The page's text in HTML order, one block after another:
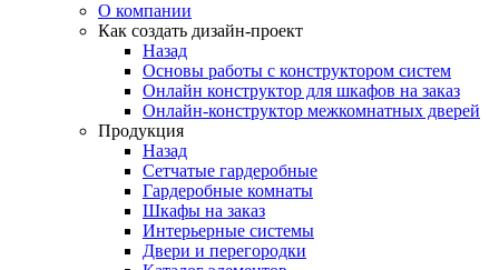
О компании
Как создать дизайн-проект
Назад
Основы работы с конструктором систем
Онлайн конструктор для шкафов на заказ
Онлайн-конструктор межкомнатных дверей
Продукция
Назад
Сетчатые гардеробные
Гардеробные комнаты
Шкафы на заказ
Интерьерные системы
Двери и перегородки